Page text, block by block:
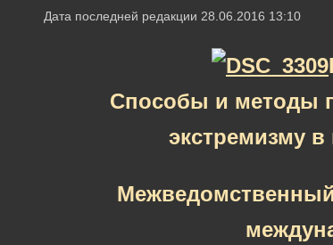
Дата последней редакции 28.06.2016 13:10
Способы и методы
экстремизму